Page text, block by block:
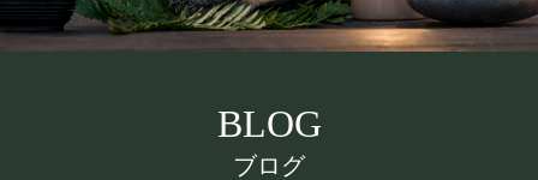
BLOG
ブログ